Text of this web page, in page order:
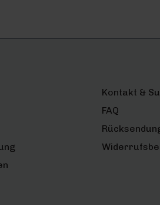
Kontakt &
FAQ